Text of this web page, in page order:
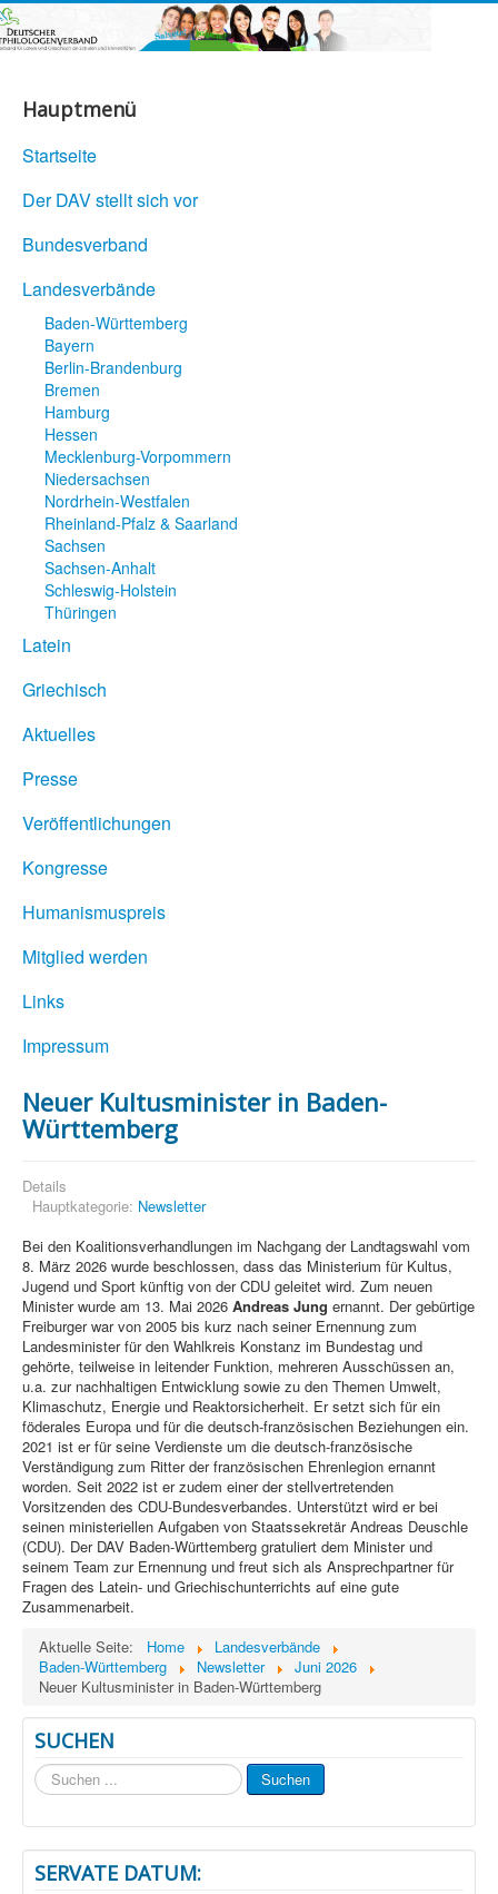
Hauptmenü
Startseite
Der DAV stellt sich vor
Bundesverband
Landesverbände
Baden-Württemberg
Bayern
Berlin-Brandenburg
Bremen
Hamburg
Hessen
Mecklenburg-Vorpommern
Niedersachsen
Nordrhein-Westfalen
Rheinland-Pfalz & Saarland
Sachsen
Sachsen-Anhalt
Schleswig-Holstein
Thüringen
Latein
Griechisch
Aktuelles
Presse
Veröffentlichungen
Kongresse
Humanismuspreis
Mitglied werden
Links
Impressum
Neuer Kultusminister in Baden-
Württemberg
Details
Hauptkategorie: Newsletter
Bei den Koalitionsverhandlungen im Nachgang der Landtagswahl vom
8. März 2026 wurde beschlossen, dass das Ministerium für Kultus,
Jugend und Sport künftig von der CDU geleitet wird. Zum neuen
Minister wurde am 13. Mai 2026 Andreas Jung ernannt. Der gebürtige
Freiburger war von 2005 bis kurz nach seiner Ernennung zum
Landesminister für den Wahlkreis Konstanz im Bundestag und
gehörte, teilweise in leitender Funktion, mehreren Ausschüssen an,
u.a. zur nachhaltigen Entwicklung sowie zu den Themen Umwelt,
Klimaschutz, Energie und Reaktorsicherheit. Er setzt sich für ein
föderales Europa und für die deutsch-französischen Beziehungen ein.
2021 ist er für seine Verdienste um die deutsch-französische
Verständigung zum Ritter der französischen Ehrenlegion ernannt
worden. Seit 2022 ist er zudem einer der stellvertretenden
Vorsitzenden des CDU-Bundesverbandes. Unterstützt wird er bei
seinen ministeriellen Aufgaben von Staatssekretär Andreas Deuschle
(CDU). Der DAV Baden-Württemberg gratuliert dem Minister und
seinem Team zur Ernennung und freut sich als Ansprechpartner für
Fragen des Latein- und Griechischunterrichts auf eine gute
Zusammenarbeit.
Aktuelle Seite:
Home
Landesverbände
Baden-Württemberg
Newsletter
Juni 2026
Neuer Kultusminister in Baden-Württemberg
SUCHEN
Suchen
...
Suchen
SERVATE DATUM: